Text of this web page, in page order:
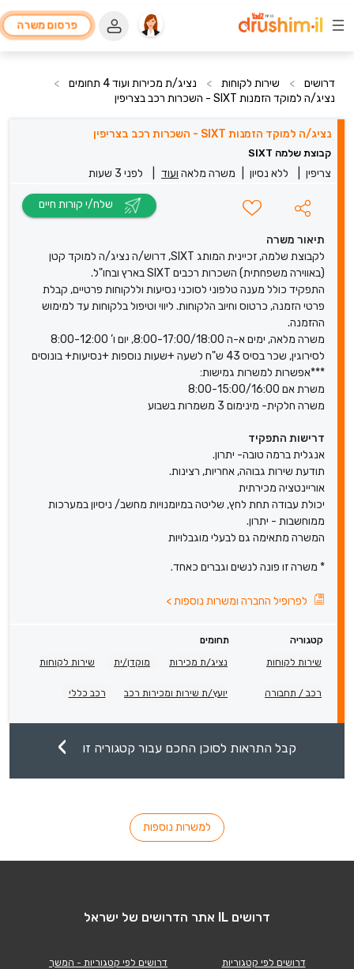
פרסום משרה
דרושים > שירות לקוחות > נציג/ת מכירות ועוד 4 תחומים
>
נציג/ה למוקד הזמנות SIXT - השכרות רכב בצריפין
נציג/ה למוקד הזמנות SIXT - השכרות רכב בצריפין
קבוצת שלמה SIXT
צריפין ללא נסיון משרה מלאה ועוד לפני 3 שעות
תיאור משרה
לקבוצת שלמה, זכיינית המותג SIXT, דרוש/ה נציג/ה למוקד קטן
(באווירה משפחתית) השכרות רכבים SIXT בארץ ובחו"ל.
התפקיד כולל מענה טלפוני לסוכני נסיעות וללקוחות פרטיים, קבלת
פרטי הזמנה, כרטוס וחיוב הלקוחות. ליווי וטיפול בלקוחות עד למימוש
ההזמנה.
משרה מלאה, ימים א-ה 8:00-17:00/18:00, יום ו’ 8:00-12:00
לסירוגין, שכר בסיס 43 ש"ח לשעה +שעות נוספות +נסיעות+ בונוסים
***אפשרות למשרות גמישות:
משרת אם 8:00-15:00/16:00
משרה חלקית- מינימום 3 משמרות בשבוע
דרישות התפקיד
אנגלית ברמה טובה- יתרון.
תודעת שירות גבוהה, אחריות, רצינות.
אוריינטציה מכירתית
יכולת עבודה תחת לחץ, שליטה במיומנויות מחשב/ ניסיון במערכות
ממוחשבות - יתרון.
המשרה מתאימה גם לבעלי מוגבלויות
* משרה זו פונה לנשים וגברים כאחד.
לפרופיל החברה ומשרות נוספות>
קטגוריה
תחומים
שירות לקוחות
נציג/ת מכירות מוקדן/ית שירות לקוחות
רכב / תחבורה יועץ/ת שירות ומכירות רכב רכב כללי
קבל התראות לסוכן החכם עבור קטגוריה זו
למשרות נוספות
דרושים IL אתר הדרושים של ישראל
דרושים לפי קטגוריות
דרושים לפי קטגוריות - המשך